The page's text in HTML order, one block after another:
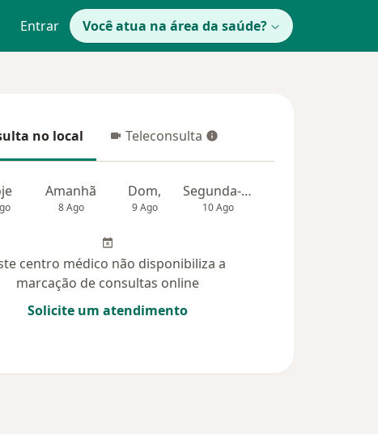
Entrar Você atua na área da saúde?
no local
no local Teleconsulta
Teleconsulta
Amanhã
8 Ago
Dom,
9 Ago
Segunda-feira
10 Ago
centro médico não disponibiliza a
marcação de consultas online
Solicite um atendimento